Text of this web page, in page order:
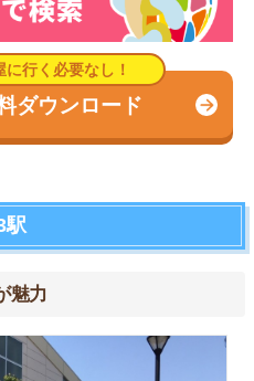
ダウンロード
駅
魅力